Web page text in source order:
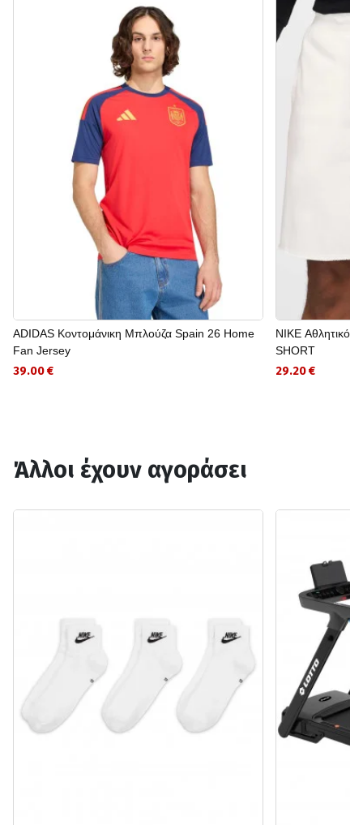
ADIDAS Κοντομάνικη Μπλούζα Spain 26 Home
Fan Jersey
39.00 €
NIKE Αθλητικό
SHORT
29.20 €
Άλλοι έχουν αγοράσει